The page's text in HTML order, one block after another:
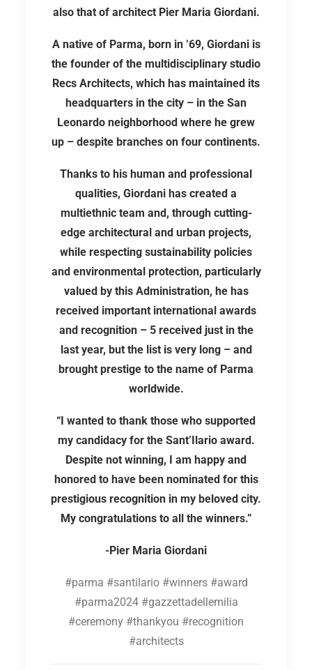
also that of architect Pier Maria Giordani.
A native of Parma, born in ’69, Giordani is
the founder of the multidisciplinary studio
Recs Architects, which has maintained its
headquarters in the city – in the San
Leonardo neighborhood where he grew
up – despite branches on four continents.
Thanks to his human and professional
qualities, Giordani has created a
multiethnic team and, through cutting-
edge architectural and urban projects,
while respecting sustainability policies
and environmental protection, particularly
valued by this Administration, he has
received important international awards
and recognition – 5 received just in the
last year, but the list is very long – and
brought prestige to the name of Parma
worldwide.
“I wanted to thank those who supported
my candidacy for the Sant’Ilario award.
Despite not winning, I am happy and
honored to have been nominated for this
prestigious recognition in my beloved city.
My congratulations to all the winners.”
-Pier Maria Giordani
#parma #santilario #winners #award
#parma2024 #gazzettadellemilia
#ceremony #thankyou #recognition
#architects